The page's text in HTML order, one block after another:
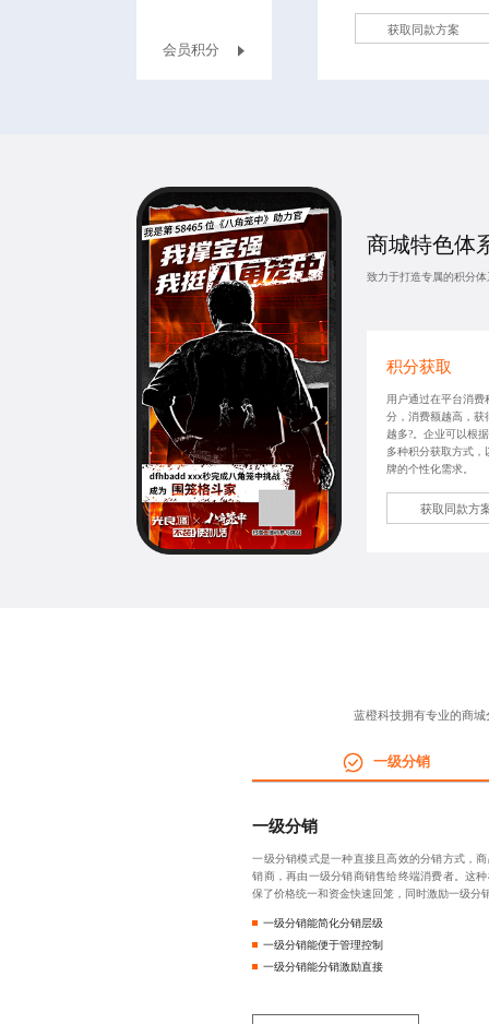
会员积分
获取同款方案
商城特色体
致力于打造专属的积分
积分获取
用户通过在平台消费
分，消费额越高，获
越多?。企业可以根
多种积分获取方式，
牌的个性化需求。
获取同款方
蓝橙科技拥有专业的商城
一级分销
一级分销
一级分销模式是一种直接且高效的分销方式，
销商，再由一级分销商销售给终端消费者。这
保了价格统一和资金快速回笼，同时激励一级分
一级分销能简化分销层级
一级分销能便于管理控制
一级分销能分销激励直接